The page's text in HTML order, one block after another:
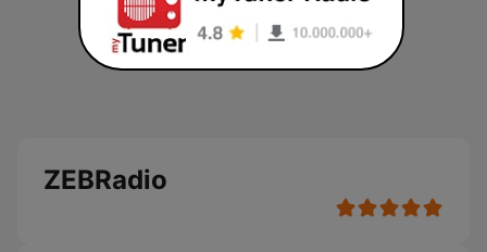
ZEBRadio